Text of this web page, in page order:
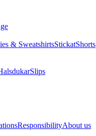
& SweatshirtsStickatShorts
Slips
ResponsibilityAbout us